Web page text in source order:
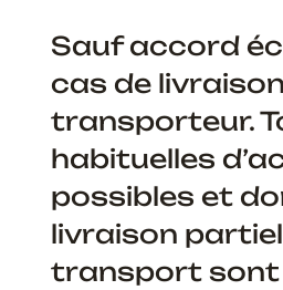
Sauf accord
cas de
transporteur.
habituelles
possibles et
livraison
transport sont